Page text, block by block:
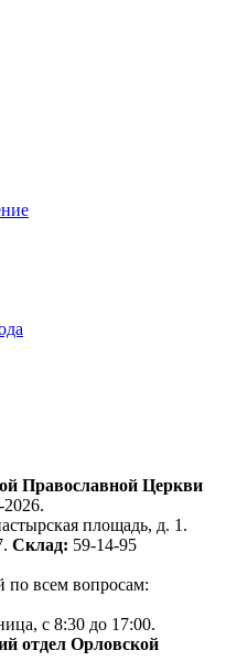
Православной Церкви
2026.
площадь, д. 1.
Склад: 59-14-95
по всем вопросам:
с 8:30 до 17:00.
отдел Орловской